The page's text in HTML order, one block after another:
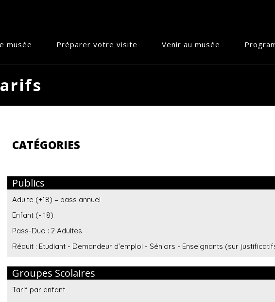
musée Préparer votre visite Venir au musée
CATÉGORIES
Publics
Adulte (+18) = pass annuel
Enfant (- 18)
Pass-Duo : 2 Adultes
Réduit : Etudiant - Demandeur d’emploi - Séniors - Enseignants (sur
Groupes Scolaires
Tarif par enfant